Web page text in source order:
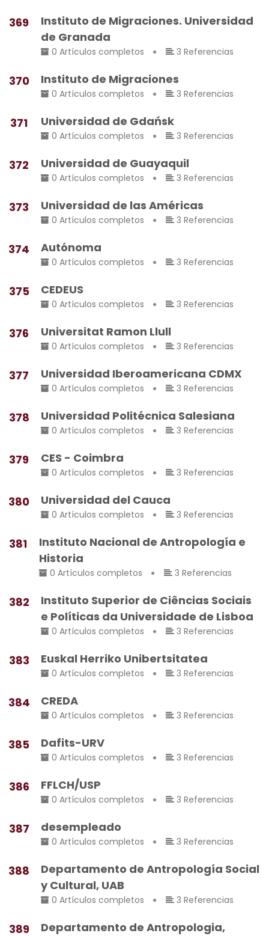
369
Instituto de Migraciones. Universidad
de Granada
0 Artículos completos 3 Referencias
370 Instituto de Migraciones
0 Artículos completos 3 Referencias
371 Universidad de Gdańsk
0 Artículos completos 3 Referencias
372 Universidad de Guayaquil
0 Artículos completos 3 Referencias
373 Universidad de las Américas
0 Artículos completos 3 Referencias
374 Autónoma
0 Artículos completos 3 Referencias
375 CEDEUS
0 Artículos completos 3 Referencias
376 Universitat Ramon Llull
0 Artículos completos 3 Referencias
377 Universidad Iberoamericana CDMX
0 Artículos completos 3 Referencias
378 Universidad Politécnica Salesiana
0 Artículos completos 3 Referencias
379 CES - Coimbra
0 Artículos completos 3 Referencias
380 Universidad del Cauca
0 Artículos completos 3 Referencias
381
Instituto Nacional de Antropología e
Historia
0 Artículos completos 3 Referencias
382
Instituto Superior de Ciências Sociais
e Políticas da Universidade de Lisboa
0 Artículos completos 3 Referencias
383 Euskal Herriko Unibertsitatea
0 Artículos completos 3 Referencias
384 CREDA
0 Artículos completos 3 Referencias
385 Dafits-URV
0 Artículos completos 3 Referencias
386 FFLCH/USP
0 Artículos completos 3 Referencias
387 desempleado
0 Artículos completos 3 Referencias
388
Departamento de Antropología Social
y Cultural, UAB
0 Artículos completos 3 Referencias
389 Departamento de Antropologia,